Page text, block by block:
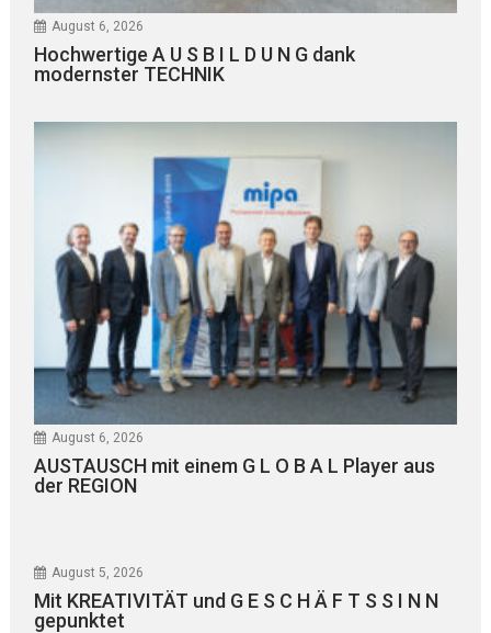
August 6, 2026
Hochwertige A U S B I L D U N G dank
modernster TECHNIK
August 6, 2026
AUSTAUSCH mit einem G L O B A L Player aus
der REGION
August 5, 2026
Mit KREATIVITÄT und G E S C H Ä F T S S I N N
gepunktet